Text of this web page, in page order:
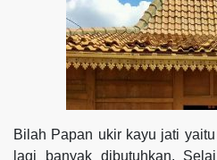
Bilah Papan ukir kayu jati
lagi banyak dibutuhkan.